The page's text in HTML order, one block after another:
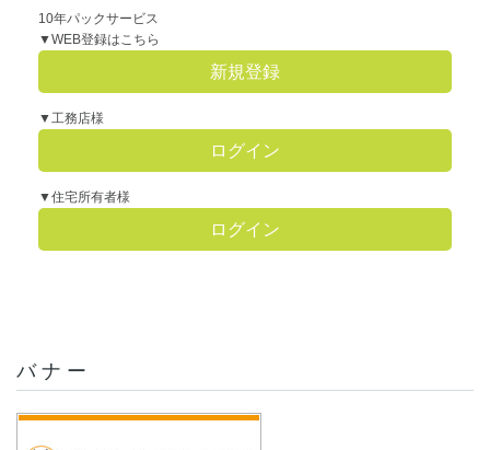
10年パックサービス
▼WEB登録はこちら
新規登録
▼工務店様
ログイン
▼住宅所有者様
ログイン
バナー